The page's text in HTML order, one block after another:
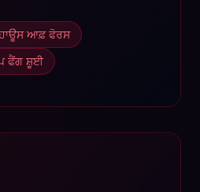
ਆਫ਼ ਫੋਰਸ
ਫੈਂਗ ਸ਼ੂਈ